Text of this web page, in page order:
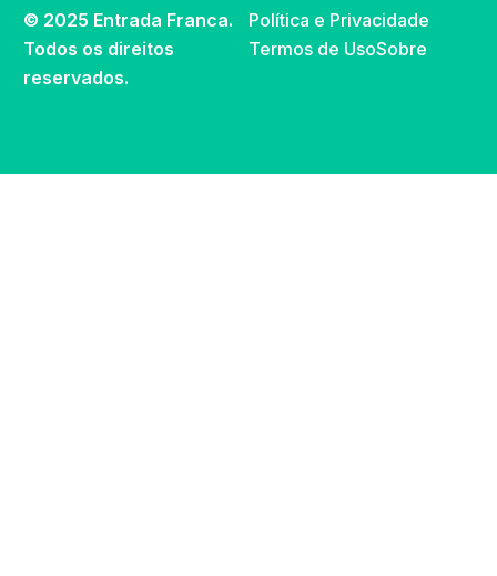
© 2025 Entrada Franca.
Todos os direitos
reservados.
Política e Privacidade
Termos de UsoSobre